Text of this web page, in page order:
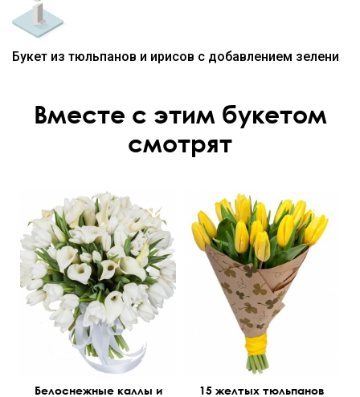
Букет из тюльпанов и ирисов с добавлением зелени
Вместе с этим букетом
смотрят
Белоснежные каллы и
15 желтых тюльпанов